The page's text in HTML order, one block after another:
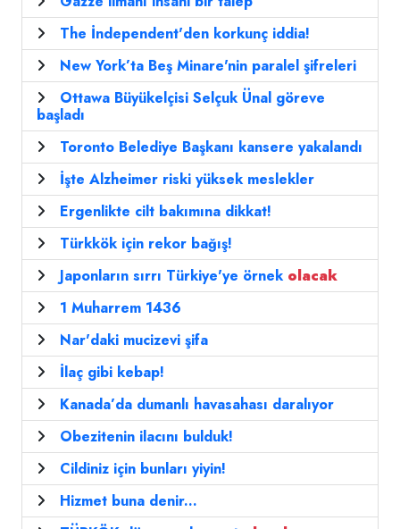
The İndependent'den korkunç iddia!
New York’ta Beş Minare'nin paralel şifreleri
Ottawa Büyükelçisi Selçuk Ünal göreve
başladı
Toronto Belediye Başkanı kansere yakalandı
İşte Alzheimer riski yüksek meslekler
Ergenlikte cilt bakımına dikkat!
Türkkök için rekor bağış!
Japonların sırrı Türkiye'ye örnek olacak
1 Muharrem 1436
Nar'daki mucizevi şifa
İlaç gibi kebap!
Kanada’da dumanlı havasahası daralıyor
Obezitenin ilacını bulduk!
Cildiniz için bunları yiyin!
Hizmet buna denir...